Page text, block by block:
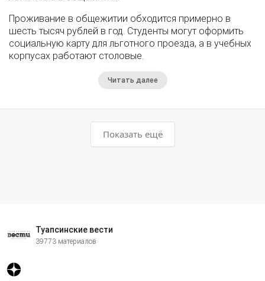
Проживание в общежитии обходится примерно в
шесть тысяч рублей в год. Студенты могут оформить
социальную карту для льготного проезда, а в учебных
корпусах работают столовые.
Читать далее
Показать ещё
Туапсинские вести
39773 материалов